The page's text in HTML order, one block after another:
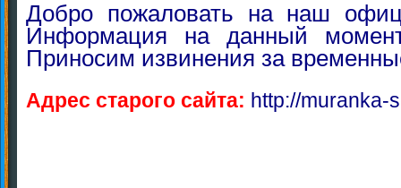
сайт
Добро пожаловать на наш
Информация на данный момент
Приносим извинения за
Адрес старого сайта: http://muranka-